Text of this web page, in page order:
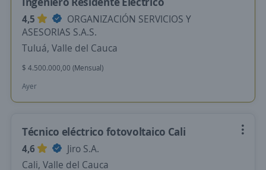
4,5
ORGANIZACIÓN SERVICIOS Y
ASESORIAS S.A.S.
Tuluá, Valle del Cauca
$ 4.500.000,00 (Mensual)
Ayer
Técnico eléctrico fotovoltaico Cali
4,6
Jiro S.A.
Cali, Valle del Cauca